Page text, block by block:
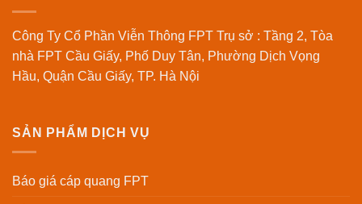
Công Ty Cổ Phần Viễn Thông FPT Trụ sở : Tầng 2, Tòa
nhà FPT Cầu Giấy, Phố Duy Tân, Phường Dịch Vọng
Hầu, Quận Cầu Giấy, TP. Hà Nội
SẢN PHẨM DỊCH VỤ
Báo giá cáp quang FPT